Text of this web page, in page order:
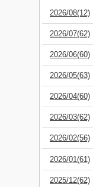
2026/08(12)
2026/07(62)
2026/06(60)
2026/05(63)
2026/04(60)
2026/03(62)
2026/02(56)
2026/01(61)
2025/12(62)